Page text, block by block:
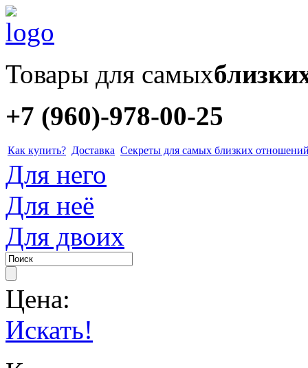
Товары для самых
+7 (960)-978-00-25
Как купить? Доставка Секреты для самых близких
Для него
Для неё
Для двоих
Цена:
Искать!